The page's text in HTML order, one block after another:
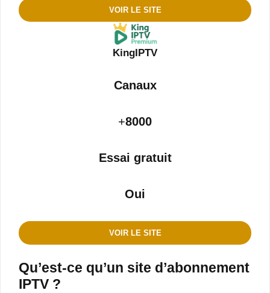
VOIR LE SITE
KingIPTV
Canaux
+8000
Essai gratuit
Oui
VOIR LE SITE
Qu’est-ce qu’un site d’abonnement
IPTV ?